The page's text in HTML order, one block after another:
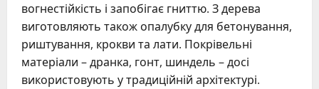
вогнестійкість і запобігає гниттю. З дерева
виготовляють також опалубку для бетонування,
риштування, крокви та лати. Покрівельні
матеріали – дранка, гонт, шиндель – досі
використовують у традиційній архітектурі.